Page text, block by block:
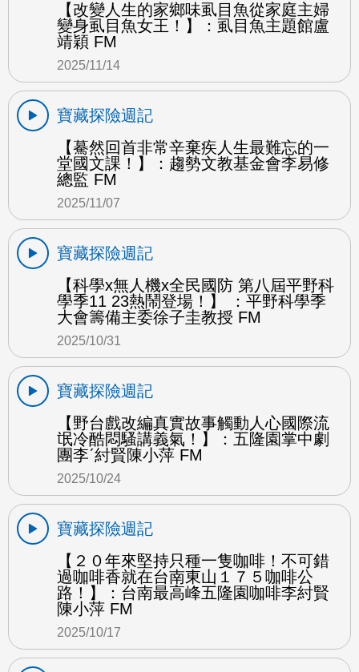
【改變人生的家鄉味虱目魚從家庭主婦
變身虱目魚女王！】：虱目魚主題館盧
靖穎 FM
2025/11/14
寶藏探險週記
【驀然回首非常辛棄疾人生最難忘的一
堂國文課！】：趨勢文教基金會李易修
總監 FM
2025/11/07
寶藏探險週記
【科學x無人機x全民國防 第八屆平野科
學季11 23熱鬧登場！】 ：平野科學季
大會籌備主委徐子圭教授 FM
2025/10/31
寶藏探險週記
【野台戲改編真實故事觸動人心國際流
氓冷酷悶騷講義氣！】：五隆園掌中劇
團李ˊ紂賢陳小萍 FM
2025/10/24
寶藏探險週記
【２０年來堅持只種一隻咖啡！不可錯
過咖啡香就在台南東山１７５咖啡公
路！】：台南最高峰五隆園咖啡李紂賢
陳小萍 FM
2025/10/17